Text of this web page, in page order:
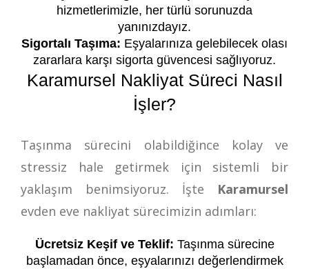
hizmetlerimizle, her türlü sorunuzda
yanınızdayız.
Sigortalı Taşıma: Eşyalarınıza gelebilecek olası
zararlara karşı sigorta güvencesi sağlıyoruz.
Karamursel Nakliyat Süreci Nasıl
İşler?
Taşınma sürecini olabildiğince kolay ve
stressiz hale getirmek için sistemli bir
yaklaşım benimsiyoruz. İşte Karamursel
evden eve nakliyat sürecimizin adımları:
Ücretsiz Keşif ve Teklif: Taşınma sürecine
başlamadan önce, eşyalarınızı değerlendirmek